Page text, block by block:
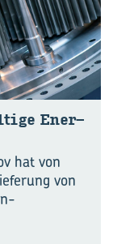
En­er­
hat von
von